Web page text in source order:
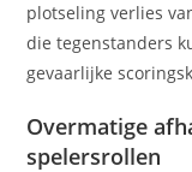
plotseling verlies
die tegenstanders
gevaarlijke
Overmatige
spelersrollen